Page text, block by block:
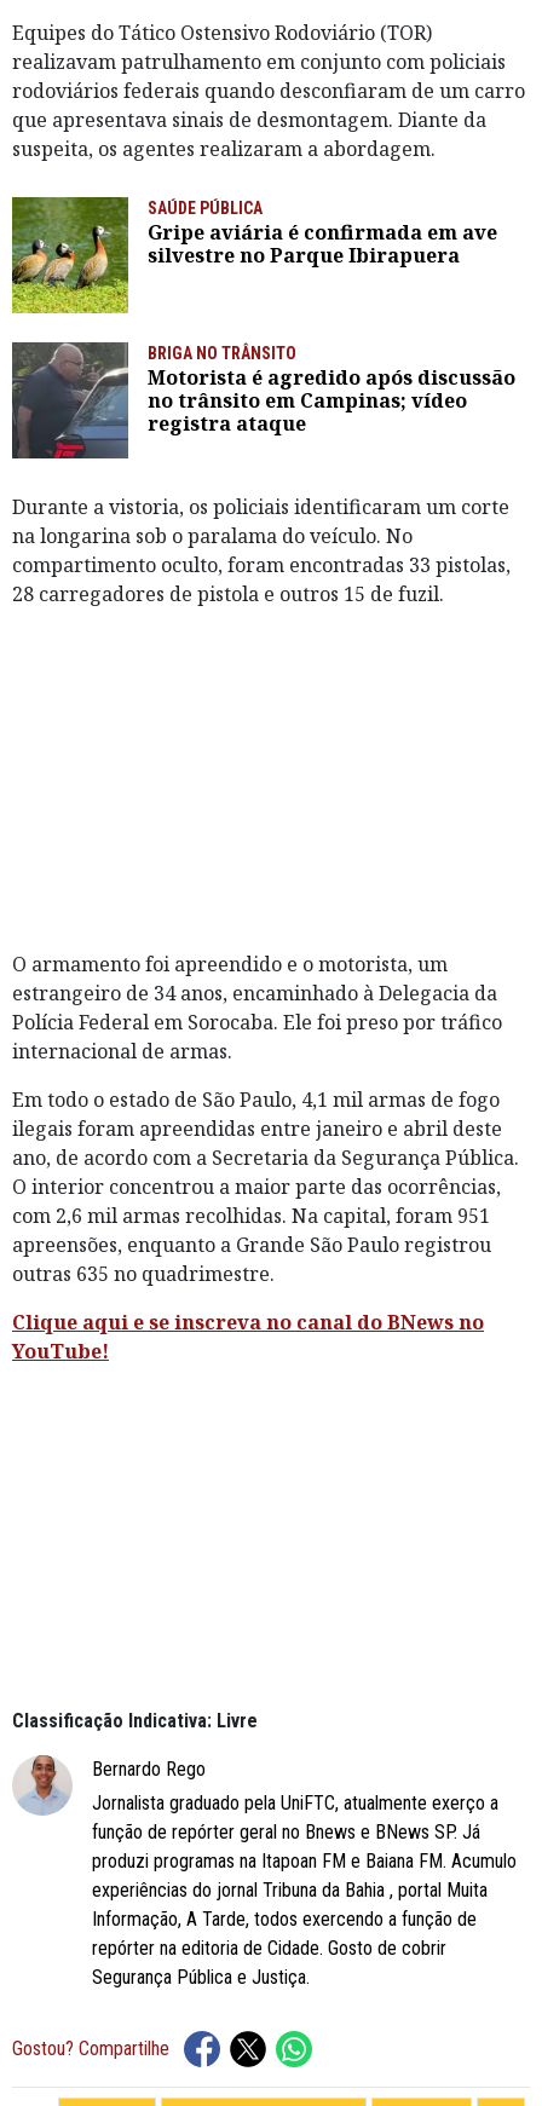
Equipes do Tático Ostensivo Rodoviário (TOR)
realizavam patrulhamento em conjunto com policiais
rodoviários federais quando desconfiaram de um carro
que apresentava sinais de desmontagem. Diante da
suspeita, os agentes realizaram a abordagem.
SAÚDE PÚBLICA
Gripe aviária é confirmada em ave
silvestre no Parque Ibirapuera
BRIGA NO TRÂNSITO
Motorista é agredido após discussão
no trânsito em Campinas; vídeo
registra ataque
Durante a vistoria, os policiais identificaram um corte
na longarina sob o paralama do veículo. No
compartimento oculto, foram encontradas 33 pistolas,
28 carregadores de pistola e outros 15 de fuzil.
O armamento foi apreendido e o motorista, um
estrangeiro de 34 anos, encaminhado à Delegacia da
Polícia Federal em Sorocaba. Ele foi preso por tráfico
internacional de armas.
Em todo o estado de São Paulo, 4,1 mil armas de fogo
ilegais foram apreendidas entre janeiro e abril deste
ano, de acordo com a Secretaria da Segurança Pública.
O interior concentrou a maior parte das ocorrências,
com 2,6 mil armas recolhidas. Na capital, foram 951
apreensões, enquanto a Grande São Paulo registrou
outras 635 no quadrimestre.
Clique aqui e se inscreva no canal do BNews no
YouTube!
Classificação Indicativa: Livre
Bernardo Rego
Jornalista graduado pela UniFTC, atualmente exerço a
função de repórter geral no Bnews e BNews SP. Já
produzi programas na Itapoan FM e Baiana FM. Acumulo
experiências do jornal Tribuna da Bahia , portal Muita
Informação, A Tarde, todos exercendo a função de
repórter na editoria de Cidade. Gosto de cobrir
Segurança Pública e Justiça.
Gostou? Compartilhe